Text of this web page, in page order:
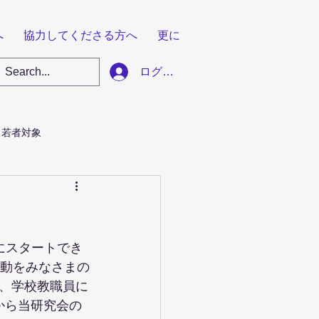
協力してくださる方へ 更に
ログイン
若者対象
タートでき
をみなさまの
学校教職員に
ら当研究会の